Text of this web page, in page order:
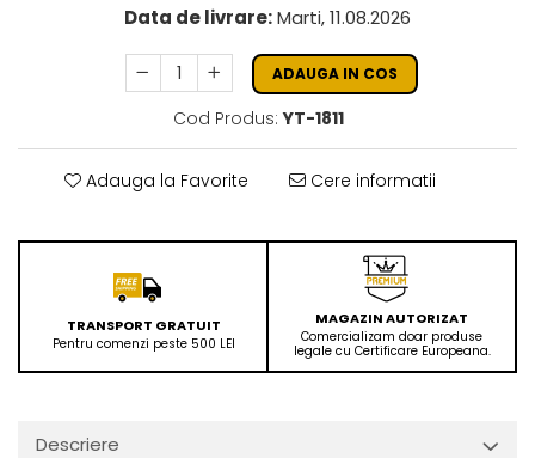
Data de livrare:Marti, 11.08.2026
ADAUGA IN COS
Cod Produs: YT-1811
Adauga la Favorite Cere informatii
TRANSPORT GRATUIT
Pentru comenzi peste 500 LEI
MAGAZIN AUTORIZAT
Comercializam doar produse
legale cu Certificare Europeana.
Descriere